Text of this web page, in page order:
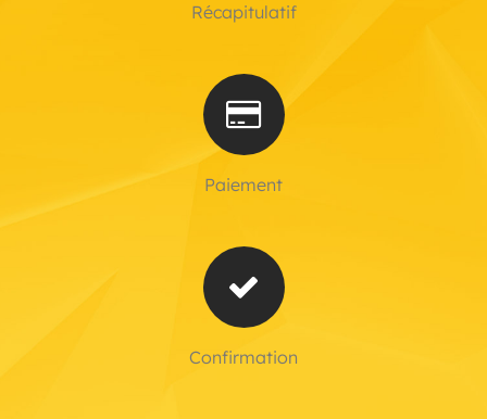
Récapitulatif
Paiement
Confirmation